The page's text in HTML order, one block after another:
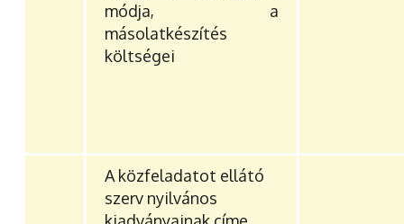
módja, a
másolatkészítés
költségei
A közfeladatot ellátó
szerv nyilvános